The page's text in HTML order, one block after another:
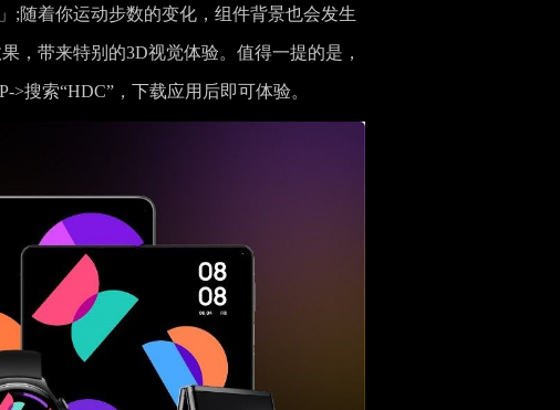
;随着你运动步数的变化，组件背景也会发生
，带来特别的3D视觉体验。值得一提的是，
搜索“HDC”，下载应用后即可体验。